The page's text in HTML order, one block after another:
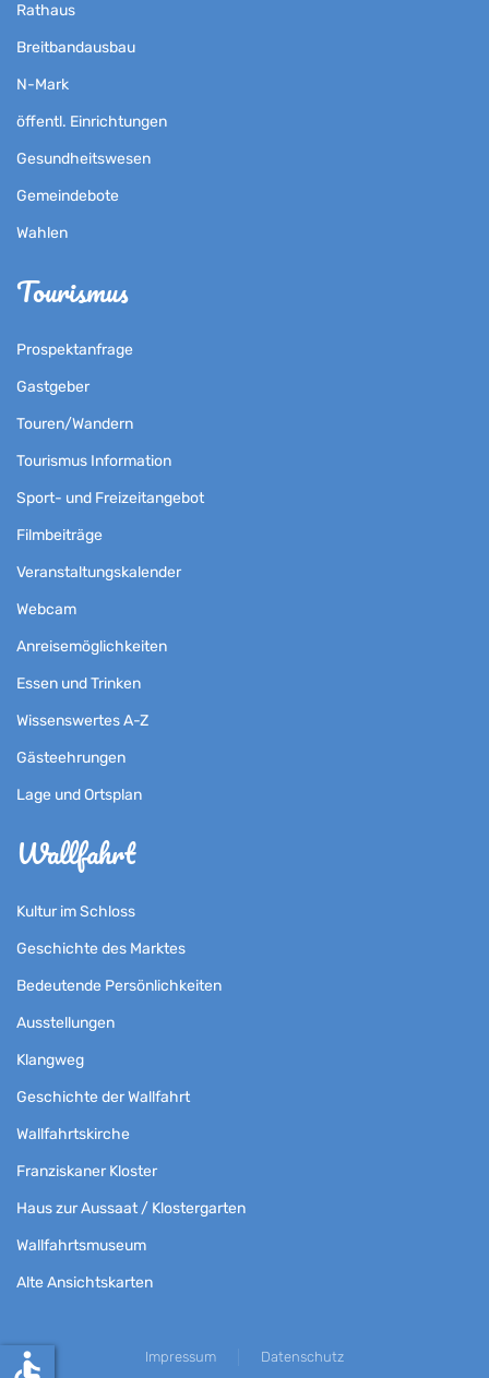
Rathaus
Breitbandausbau
N-Mark
öffentl. Einrichtungen
Gesundheitswesen
Gemeindebote
Wahlen
Tourismus
Prospektanfrage
Gastgeber
Touren/Wandern
Tourismus Information
Sport- und Freizeitangebot
Filmbeiträge
Veranstaltungskalender
Webcam
Anreisemöglichkeiten
Essen und Trinken
Wissenswertes A-Z
Gästeehrungen
Lage und Ortsplan
Wallfahrt
Kultur im Schloss
Geschichte des Marktes
Bedeutende Persönlichkeiten
Ausstellungen
Klangweg
Geschichte der Wallfahrt
Wallfahrtskirche
Franziskaner Kloster
Haus zur Aussaat / Klostergarten
Wallfahrtsmuseum
Alte Ansichtskarten
Impressum Datenschutz
accessible